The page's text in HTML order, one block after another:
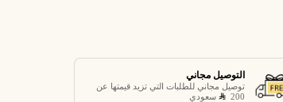
التوصيل مجاني
توصيل مجاني للطلبات التي تزيد قيمتها عن
200
سعودي